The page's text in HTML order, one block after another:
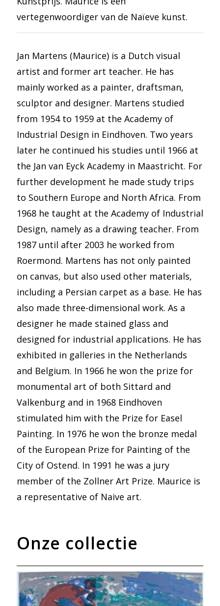
vertegenwoordiger van de Naïeve kunst.
Jan Martens (Maurice) is a Dutch visual
artist and former art teacher. He has
mainly worked as a painter, draftsman,
sculptor and designer. Martens studied
from 1954 to 1959 at the Academy of
Industrial Design in Eindhoven. Two years
later he continued his studies until 1966 at
the Jan van Eyck Academy in Maastricht. For
further development he made study trips
to Southern Europe and North Africa. From
1968 he taught at the Academy of Industrial
Design, namely as a drawing teacher. From
1987 until after 2003 he worked from
Roermond. Martens has not only painted
on canvas, but also used other materials,
including a Persian carpet as a base. He has
also made three-dimensional work. As a
designer he made stained glass and
designed for industrial applications. He has
exhibited in galleries in the Netherlands
and Belgium. In 1966 he won the prize for
monumental art of both Sittard and
Valkenburg and in 1968 Eindhoven
stimulated him with the Prize for Easel
Painting. In 1976 he won the bronze medal
of the European Prize for Painting of the
City of Ostend. In 1991 he was a jury
member of the Zollner Art Prize. Maurice is
a representative of Naive art.
Onze collectie